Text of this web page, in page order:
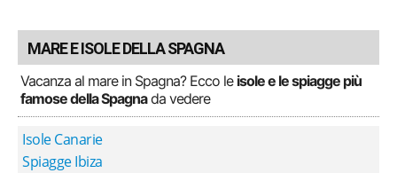
MARE E ISOLE DELLA SPAGNA
Vacanza al mare in Spagna? Ecco le isole e le spiagge più
famose della Spagnada vedere
Isole Canarie
Spiagge Ibiza